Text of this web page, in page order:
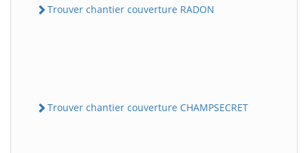
Trouver chantier couverture RADON
Trouver chantier couverture CHAMPSECRET